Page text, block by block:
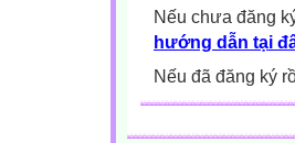
Nếu chưa đăng
hướng dẫn tại
Nếu đã đăng ký